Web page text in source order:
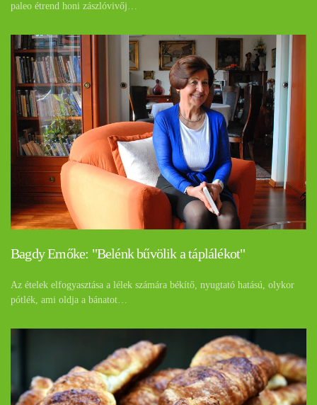
paleo étrend honi zászlóvivőj…
Bagdy Emőke: "Belénk bűvölik a táplálékot"
Az ételek elfogyasztása a lélek számára békítő, nyugtató hatású, olykor
pótlék, ami oldja a bánatot…